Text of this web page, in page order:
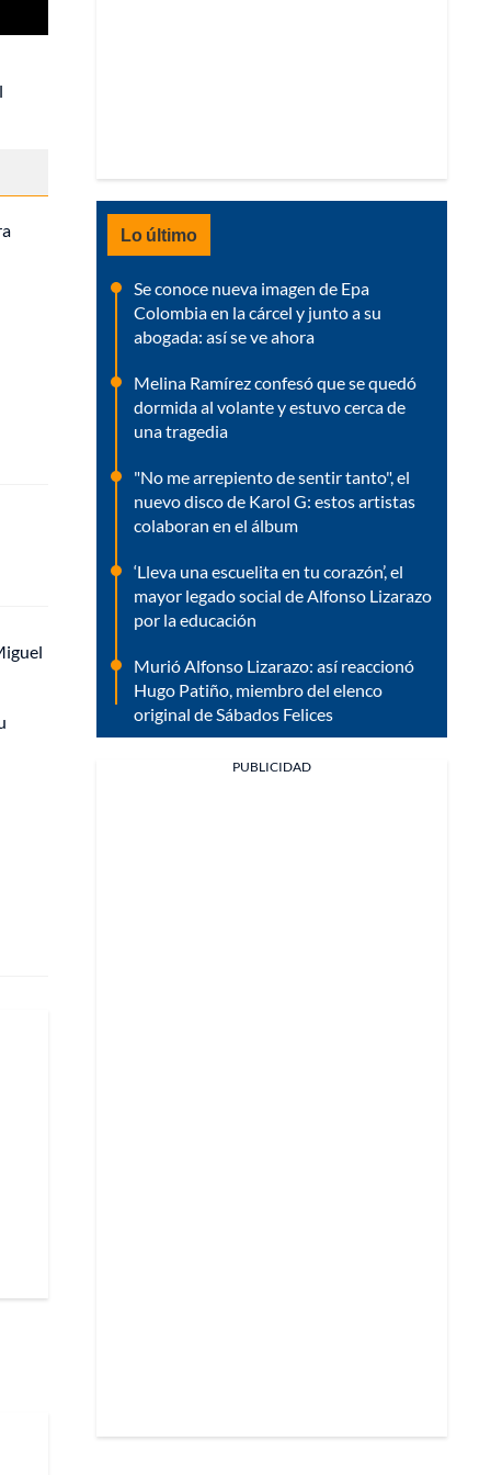
Lo último
Se conoce nueva imagen de Epa
Colombia en la cárcel y junto a su
abogada: así se ve ahora
Melina Ramírez confesó que se quedó
dormida al volante y estuvo cerca de
una tragedia
"No me arrepiento de sentir tanto", el
nuevo disco de Karol G: estos artistas
colaboran en el álbum
‘Lleva una escuelita en tu corazón’, el
mayor legado social de Alfonso Lizarazo
por la educación
Murió Alfonso Lizarazo: así reaccionó
Hugo Patiño, miembro del elenco
original de Sábados Felices
PUBLICIDAD